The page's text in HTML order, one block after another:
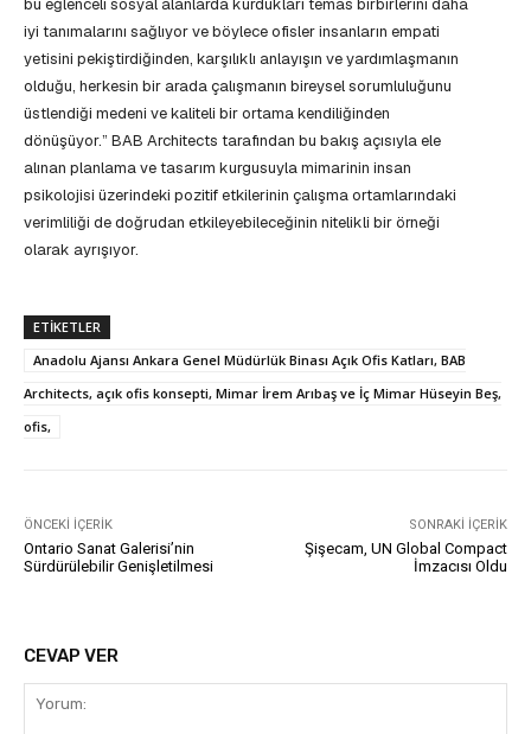
bu eğlenceli sosyal alanlarda kurdukları temas birbirlerini daha
iyi tanımalarını sağlıyor ve böylece ofisler insanların empati
yetisini pekiştirdiğinden, karşılıklı anlayışın ve yardımlaşmanın
olduğu, herkesin bir arada çalışmanın bireysel sorumluluğunu
üstlendiği medeni ve kaliteli bir ortama kendiliğinden
dönüşüyor.” BAB Architects tarafından bu bakış açısıyla ele
alınan planlama ve tasarım kurgusuyla mimarinin insan
psikolojisi üzerindeki pozitif etkilerinin çalışma ortamlarındaki
verimliliği de doğrudan etkileyebileceğinin nitelikli bir örneği
olarak ayrışıyor.
ETIKETLER
Anadolu Ajansı Ankara Genel Müdürlük Binası Açık Ofis Katları, BAB
Architects, açık ofis konsepti, Mimar İrem Arıbaş ve İç Mimar Hüseyin Beş,
ofis,
ÖNCEKI İÇERIK
Ontario Sanat Galerisi’nin
Sürdürülebilir Genişletilmesi
SONRAKI İÇERIK
Şişecam, UN Global Compact
İmzacısı Oldu
CEVAP VER